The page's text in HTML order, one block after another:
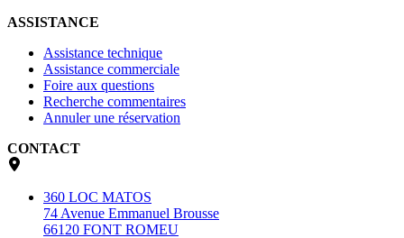
ASSISTANCE
Assistance technique
Assistance commerciale
Foire aux questions
Recherche commentaires
Annuler une réservation
CONTACT
360 LOC MATOS
74 Avenue Emmanuel Brousse
66120 FONT ROMEU